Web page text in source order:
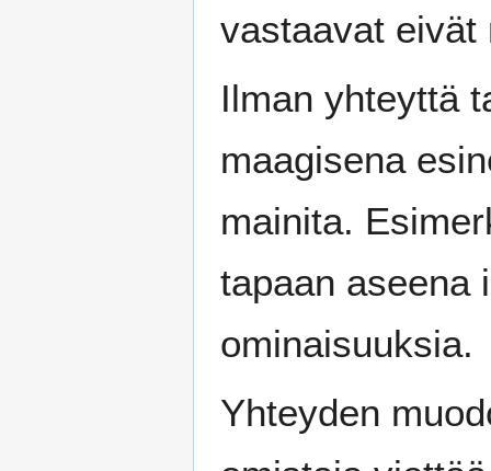
vastaavat eivät
Ilman yhteyttä
maagisena
mainita.
tapaan aseena
ominaisuuksia.
Yhteyden